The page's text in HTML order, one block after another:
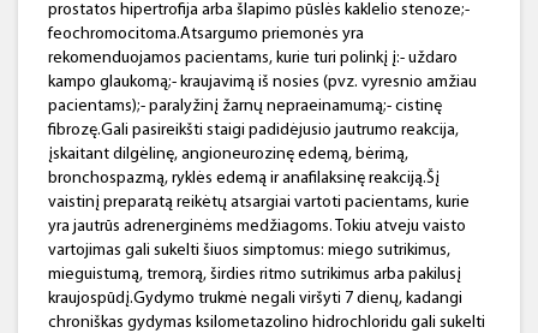
prostatos hipertrofija arba šlapimo pūslės kaklelio stenoze;-
feochromocitoma.Atsargumo priemonės yra
rekomenduojamos pacientams, kurie turi polinkį į:- uždaro
kampo glaukomą;- kraujavimą iš nosies (pvz. vyresnio amžiau
pacientams);- paralyžinį žarnų nepraeinamumą;- cistinę
fibrozę.Gali pasireikšti staigi padidėjusio jautrumo reakcija,
įskaitant dilgėlinę, angioneurozinę edemą, bėrimą,
bronchospazmą, ryklės edemą ir anafilaksinę reakciją.Šį
vaistinį preparatą reikėtų atsargiai vartoti pacientams, kurie
yra jautrūs adrenerginėms medžiagoms. Tokiu atveju vaisto
vartojimas gali sukelti šiuos simptomus: miego sutrikimus,
mieguistumą, tremorą, širdies ritmo sutrikimus arba pakilusį
kraujospūdį.Gydymo trukmė negali viršyti 7 dienų, kadangi
chroniškas gydymas ksilometazolino hidrochloridu gali sukelti